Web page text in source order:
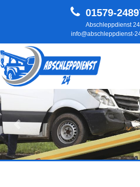
01579-
Abschleppdienst 24
info@abschleppdienst-
Hauptnavigation
Zurück